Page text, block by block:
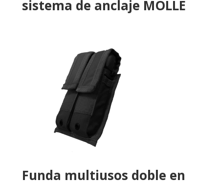
sistema de anclaje MOLLE
Funda multiusos doble en